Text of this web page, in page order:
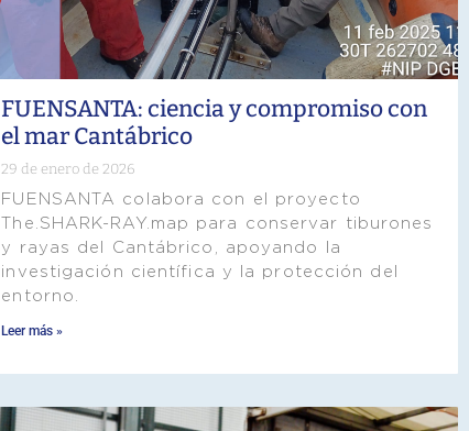
FUENSANTA: ciencia y compromiso con
el mar Cantábrico
29 de enero de 2026
FUENSANTA colabora con el proyecto
The.SHARK-RAY.map para conservar tiburones
y rayas del Cantábrico, apoyando la
investigación científica y la protección del
entorno.
Leer más »